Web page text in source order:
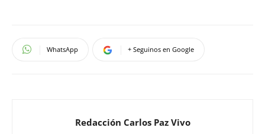
WhatsApp + Seguinos en Google
Redacción Carlos Paz Vivo